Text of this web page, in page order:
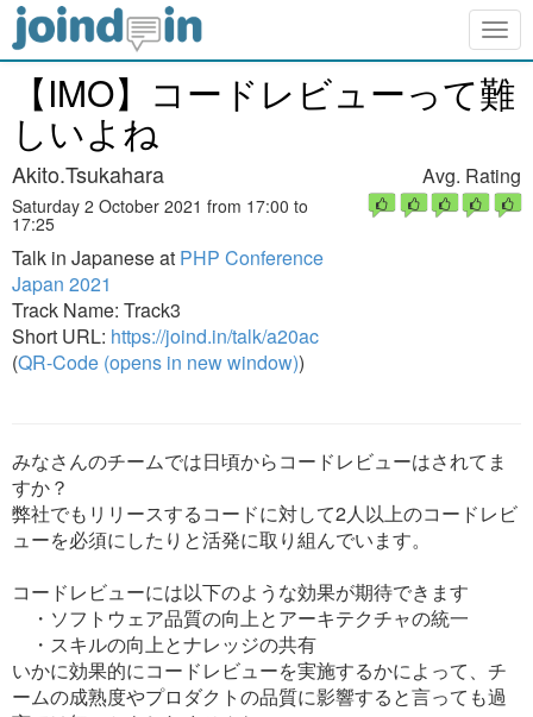
【IMO】コードレビューって難
しいよね
Akito.Tsukahara
Saturday 2 October 2021 from 17:00 to
17:25
Talk in Japanese at PHP Conference
Japan 2021
Track Name: Track3
Short URL: https://joind.in/talk/a20ac
(QR-Code (opens in new window))
Avg. Rating
みなさんのチームでは日頃からコードレビューはされてま
すか？
弊社でもリリースするコードに対して2人以上のコードレビ
ューを必須にしたりと活発に取り組んでいます。
コードレビューには以下のような効果が期待できます
・ソフトウェア品質の向上とアーキテクチャの統一
・スキルの向上とナレッジの共有
いかに効果的にコードレビューを実施するかによって、チ
ームの成熟度やプロダクトの品質に影響すると言っても過